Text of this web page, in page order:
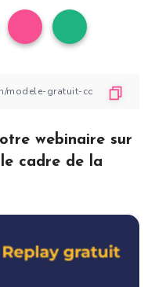
webinaire sur
cadre de la